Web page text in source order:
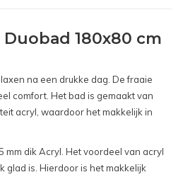
180x80 cm
na een drukke dag. De fraaie
comfort. Het bad is gemaakt van
acryl, waardoor het makkelijk in
mm dik Acryl. Het voordeel van acryl
glad is. Hierdoor is het makkelijk